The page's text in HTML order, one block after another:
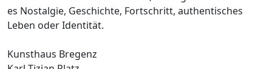
es Nostalgie, Geschichte, Fortschritt, authentisches
Leben oder Identität.
Kunsthaus Bregenz